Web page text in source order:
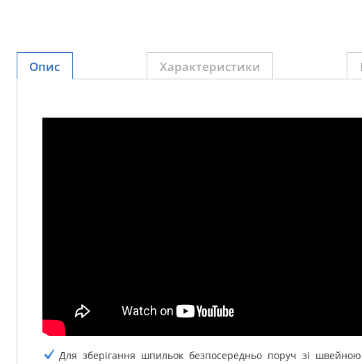
Опис Характеристики
Для зберігання шпильок безпосередньо поруч зі